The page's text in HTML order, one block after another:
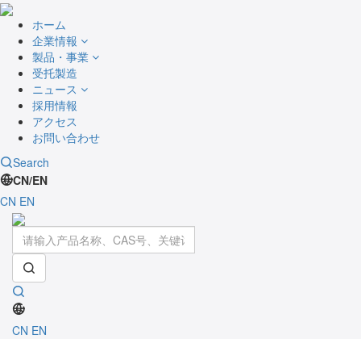
ホーム
企業情報
製品・事業
受托製造
ニュース
採用情報
アクセス
お問い合わせ
Search
CN/EN
CN EN
CN EN